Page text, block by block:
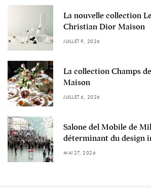
La nouvelle collection
Christian Dior Maison
JUILLET 9, 2026
La collection Champs
Maison
JUILLET 6, 2026
Salone del Mobile de
déterminant du design
MAI 27, 2026